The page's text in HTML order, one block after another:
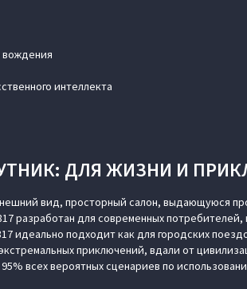
вождения
интеллекта
ДЛЯ ЖИЗНИ И
вид, просторный салон, выдающуюся
разработан для современных
идеально подходит как для городских
приключений, вдали от
всех вероятных сценариев по